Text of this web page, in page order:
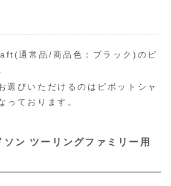
通常品/商品色：ブラック)のピ
選びいただけるのはピボットシャ
っております。
ン ツーリングファミリー用